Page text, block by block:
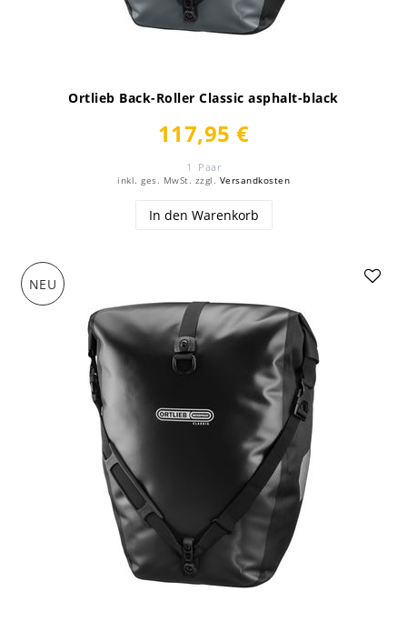
Ortlieb Back-Roller Classic asphalt-black
117,95 €
1 Paar
inkl. ges. MwSt. zzgl. Versandkosten
In den Warenkorb
NEU